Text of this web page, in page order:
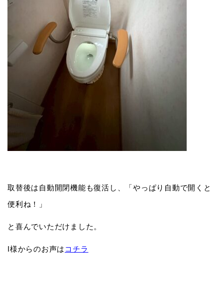
取替後は自動開閉機能も復活し、「やっぱり自動で開くと
便利ね！」
と喜んでいただけました。
I様からのお声は コチラ